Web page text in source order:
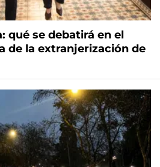
qué se debatirá en el
de la extranjerización de